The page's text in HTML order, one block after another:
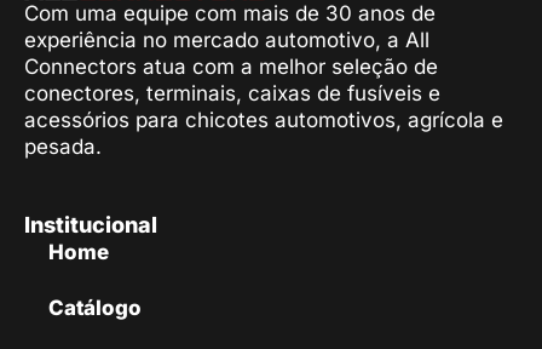
Com uma equipe com mais de 30 anos de
experiência no mercado automotivo, a All
Connectors atua com a melhor seleção de
conectores, terminais, caixas de fusíveis e
acessórios para chicotes automotivos, agrícola e
pesada.
Institucional
Home
Catálogo